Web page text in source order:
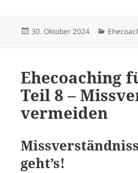
Veröffentlicht
30. Oktober 2024
Ehecoaching
Teil 8 –
vermeiden
geht’s!